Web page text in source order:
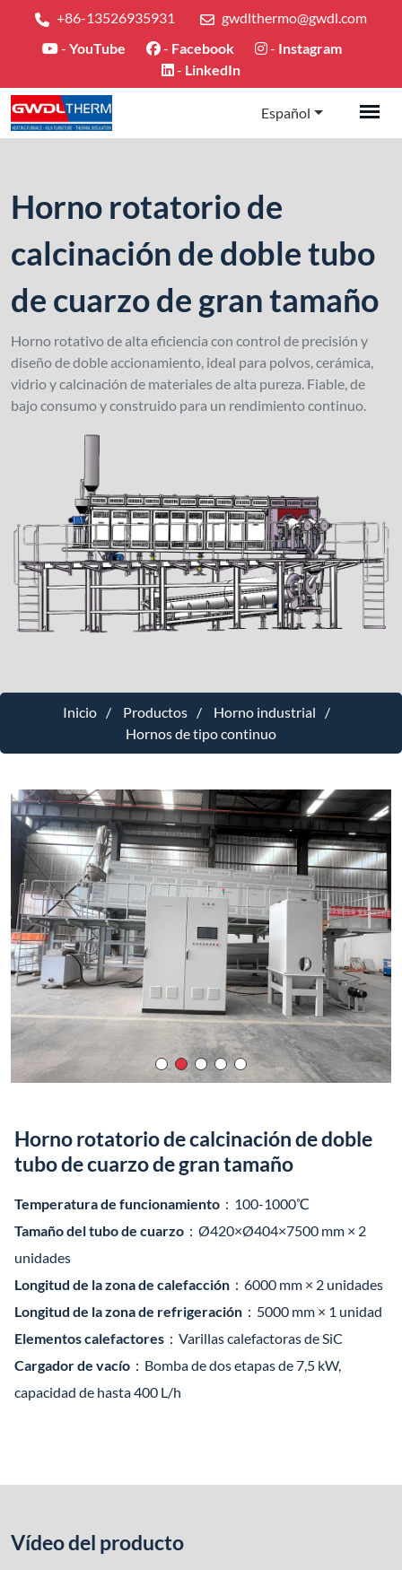
+86-13526935931
gwdlthermo@gwdl.com
- YouTube - Facebook - Instagram
- LinkedIn
Español
Horno rotatorio de
calcinación de doble tubo
de cuarzo de gran tamaño
Horno rotativo de alta eficiencia con control de precisión y
diseño de doble accionamiento, ideal para polvos, cerámica,
vidrio y calcinación de materiales de alta pureza. Fiable, de
bajo consumo y construido para un rendimiento continuo.
Inicio Productos
Horno industrial
Hornos de tipo continuo
Horno rotatorio de calcinación de doble
tubo de cuarzo de gran tamaño
Temperatura de funcionamiento ：100-1000℃
Tamaño del tubo de cuarzo ：Ø420×Ø404×7500 mm × 2
unidades
Longitud de la zona de calefacción ：6000 mm × 2 unidades
Longitud de la zona de refrigeración ：5000 mm × 1 unidad
Elementos calefactores ：Varillas calefactoras de SiC
Cargador de vacío ：Bomba de dos etapas de 7,5 kW,
capacidad de hasta 400 L/h
Vídeo del producto